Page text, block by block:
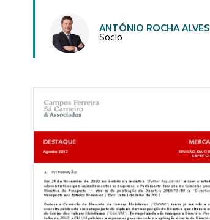
AutoresANTÓNIO ROCHA ALVES
Socio